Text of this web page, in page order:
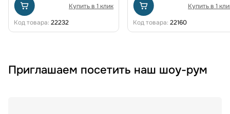
Купить в 1 клик
Код товара: 22232
Купить в 1
Код товара: 22160
Приглашаем посетить наш шоу-рум